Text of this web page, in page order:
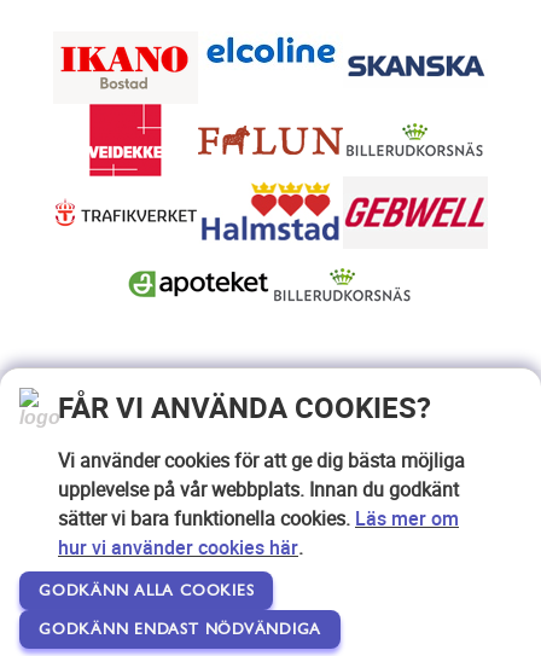
FÅR VI ANVÄNDA COOKIES?
Vi använder cookies för att ge dig bästa möjliga
upplevelse på vår webbplats. Innan du godkänt
sätter vi bara funktionella cookies. Läs mer om
hur vi använder cookies här.
GODKÄNN ALLA COOKIES
GODKÄNN ENDAST NÖDVÄNDIGA